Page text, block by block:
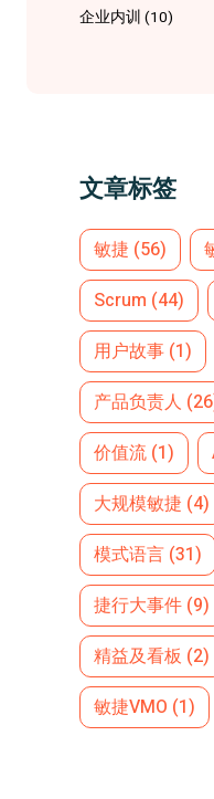
企业内训 (10)
文章标签
敏捷 (56)
Scrum (44)
用户故事 (1)
产品负责人
价值流 (1)
大规模敏捷 (4)
模式语言 (31)
捷行大事件 (9)
精益及看板 (2)
敏捷VMO (1)